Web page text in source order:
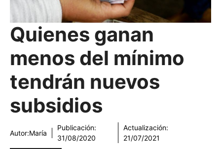
Quienes ganan
menos del mínimo
tendrán nuevos
subsidios
Autor:María
Publicación:
31/08/2020
Actualización:
21/07/2021